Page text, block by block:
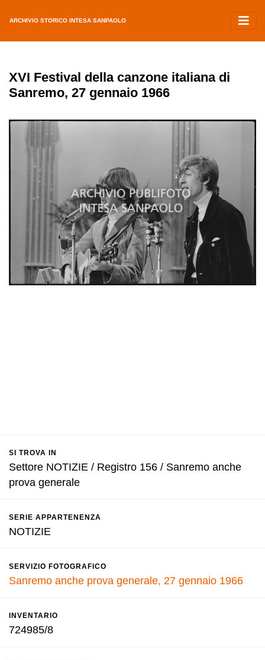
ARCHIVIO STORICO INTESA SANPAOLO
XVI Festival della canzone italiana di
Sanremo, 27 gennaio 1966
SI TROVA IN
Settore NOTIZIE / Registro 156 / Sanremo anche
prova generale
SERIE APPARTENENZA
NOTIZIE
SERVIZIO FOTOGRAFICO
Sanremo anche prova generale, 27 gennaio 1966
INVENTARIO
724985/8